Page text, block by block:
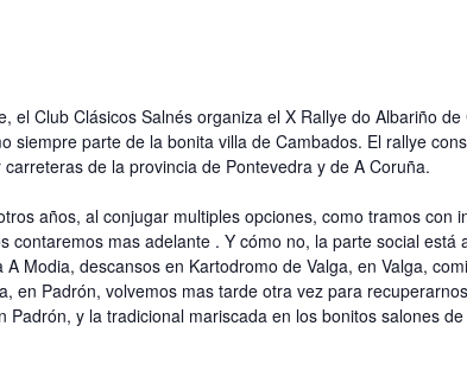
el Club Clásicos Salnés organiza el X Rallye do Albariño
siempre parte de la bonita villa de Cambados. El rallye
de la provincia de Pontevedra y de A Coruña.
años, al conjugar multiples opciones, como tramos con
contaremos mas adelante . Y cómo no, la parte social está
Modia, descansos en Kartodromo de Valga, en Valga,
en Padrón, volvemos mas tarde otra vez para
Padrón, y la tradicional mariscada en los bonitos salones